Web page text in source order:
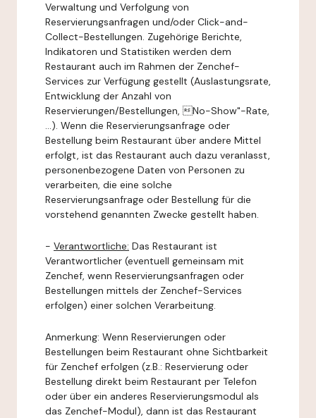
Verwaltung und Verfolgung von
Reservierungsanfragen und/oder Click-and-
Collect-Bestellungen. Zugehörige Berichte,
Indikatoren und Statistiken werden dem
Restaurant auch im Rahmen der Zenchef-
Services zur Verfügung gestellt (Auslastungsrate,
Entwicklung der Anzahl von
Reservierungen/Bestellungen, No-Show"-Rate,
...). Wenn die Reservierungsanfrage oder
Bestellung beim Restaurant über andere Mittel
erfolgt, ist das Restaurant auch dazu veranlasst,
personenbezogene Daten von Personen zu
verarbeiten, die eine solche
Reservierungsanfrage oder Bestellung für die
vorstehend genannten Zwecke gestellt haben.
- Verantwortliche: Das Restaurant ist
Verantwortlicher (eventuell gemeinsam mit
Zenchef, wenn Reservierungsanfragen oder
Bestellungen mittels der Zenchef-Services
erfolgen) einer solchen Verarbeitung.
Anmerkung: Wenn Reservierungen oder
Bestellungen beim Restaurant ohne Sichtbarkeit
für Zenchef erfolgen (z.B.: Reservierung oder
Bestellung direkt beim Restaurant per Telefon
oder über ein anderes Reservierungsmodul als
das Zenchef-Modul), dann ist das Restaurant